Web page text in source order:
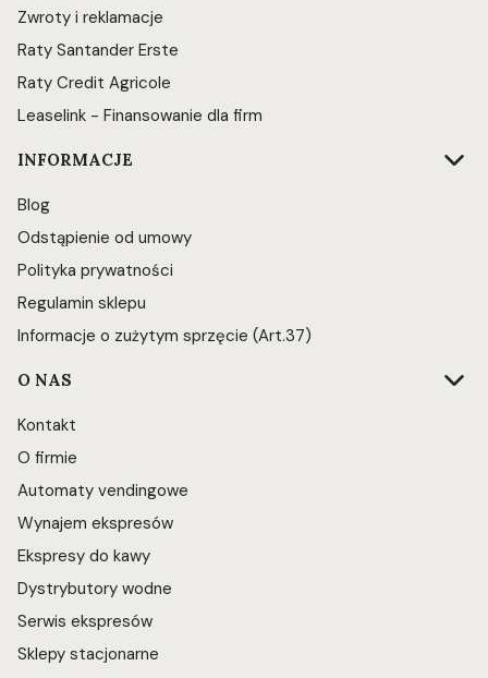
Zwroty i reklamacje
Raty Santander Erste
Raty Credit Agricole
Leaselink - Finansowanie dla firm
INFORMACJE
Blog
Odstąpienie od umowy
Polityka prywatności
Regulamin sklepu
Informacje o zużytym sprzęcie (Art.37)
O NAS
Kontakt
O firmie
Automaty vendingowe
Wynajem ekspresów
Ekspresy do kawy
Dystrybutory wodne
Serwis ekspresów
Sklepy stacjonarne